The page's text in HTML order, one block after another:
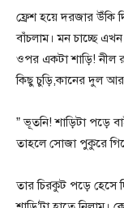
ফ্রেশ হয়ে দরজার উঁকি
বাঁচলাম। মন চাচ্ছে
ওপর একটা শাড়ি! নীল
কিছু চুড়ি,কানের দুল
” ভূতনি! শাড়িটা পড়ে
তাহলে সোজা পুকুরে
তার চিরকুট পড়ে হেসে